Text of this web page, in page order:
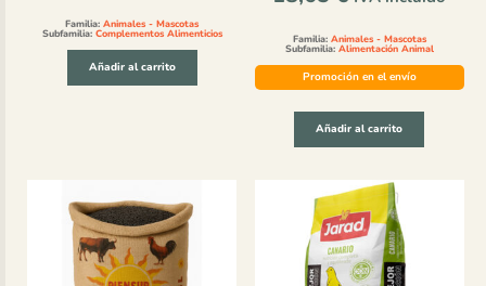
Familia:Animales - Mascotas
Subfamilia: Complementos Alimenticios
Añadir al carrito
Familia: Animales - Mascotas
Subfamilia: Alimentación Animal
Promoción en el envío
Añadir al carrito